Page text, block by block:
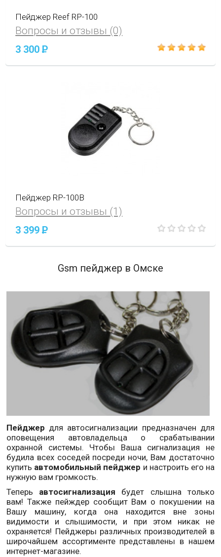
Пейджер Reef RP-100
Вопросы и отзывы (0)
3 300P
Пейджер RP-100В
Вопросы и отзывы (1)
3 399P
Gsm пейджер в Омске
Пейджер для автосигнализации предназначен для
оповещения автовладельца о срабатывании
охранной системы. Чтобы Ваша сигнализация не
будила всех соседей посреди ночи, Вам достаточно
купить автомобильный пейджер и настроить его на
нужную вам громкость.
Теперь автосигнализация будет слышна только
вам! Также пейждер сообщит Вам о покушении на
Вашу машину, когда она находится вне зоны
видимости и слышимости, и при этом никак не
охраняется! Пейджеры различных производителей в
широчайшем ассортименте представлены в нашем
интернет-магазине.